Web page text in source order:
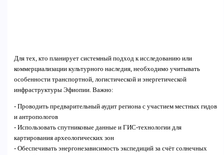
Для тех, кто планирует системный подход к исследованию или
коммерциализации культурного наследия, необходимо учитывать
особенности транспортной, логистической и энергетической
инфраструктуры Эфиопии. Важно:
- Проводить предварительный аудит региона с участием местных гидов
и антропологов
- Использовать спутниковые данные и ГИС-технологии для
картирования археологических зон
- Обеспечивать энергонезависимость экспедиций за счёт солнечных